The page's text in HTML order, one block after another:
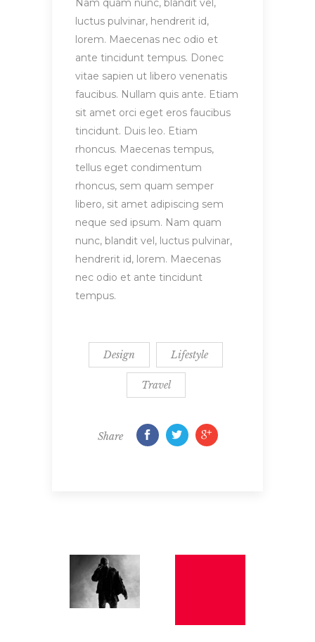
Nam quam nunc, blandit vel,
luctus pulvinar, hendrerit id,
lorem. Maecenas nec odio et
ante tincidunt tempus. Donec
vitae sapien ut libero venenatis
faucibus. Nullam quis ante. Etiam
sit amet orci eget eros faucibus
tincidunt. Duis leo. Etiam
rhoncus. Maecenas tempus,
tellus eget condimentum
rhoncus, sem quam semper
libero, sit amet adipiscing sem
neque sed ipsum. Nam quam
nunc, blandit vel, luctus pulvinar,
hendrerit id, lorem. Maecenas
nec odio et ante tincidunt
tempus.
Design Lifestyle
Travel
Share